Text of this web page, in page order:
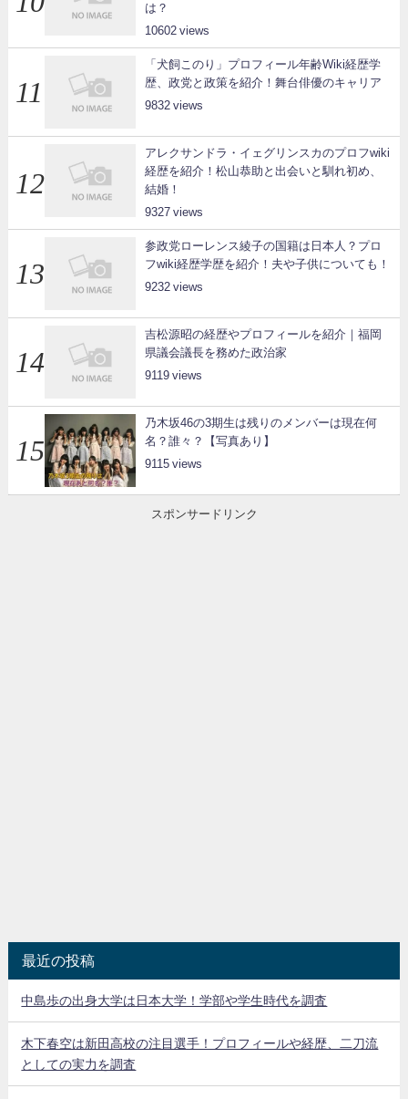
は？
10602
「犬飼このり」プロフィール年齢Wiki経歴学
歴、政党と政策を紹介！舞台俳優のキャリア
9832
アレクサンドラ・イェグリンスカのプロフwiki
経歴を紹介！松山恭助と出会いと馴れ初め、
結婚！
9327
参政党ローレンス綾子の国籍は日本人？プロ
フwiki経歴学歴を紹介！夫や子供についても！
9232
吉松源昭の経歴やプロフィールを紹介｜福岡
県議会議長を務めた政治家
9119
乃木坂46の3期生は残りのメンバーは現在何
名？誰々？【写真あり】
9115
スポンサードリンク
最近の投稿
中島歩の出身大学は日本大学！学部や学生時代を調査
木下春空は新田高校の注目選手！プロフィールや経歴、二刀流
としての実力を調査